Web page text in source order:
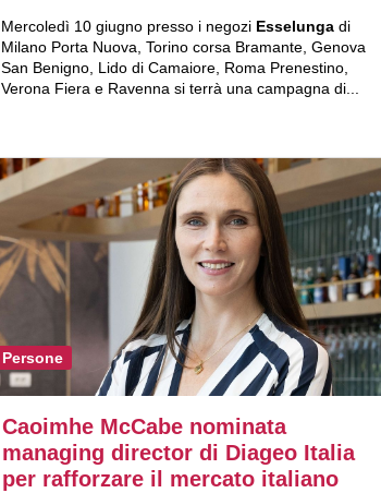
Mercoledì 10 giugno presso i negoziEsselungadi
Milano Porta Nuova, Torino corsa Bramante, Genova
San Benigno, Lido di Camaiore, Roma Prenestino,
Verona Fiera e Ravenna si terrà una campagna di...
Persone
Caoimhe McCabe nominata
managing director di Diageo Italia
per rafforzare il mercato italiano